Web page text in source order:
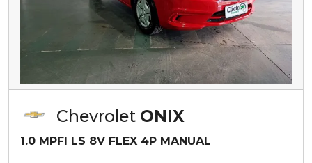
Chevrolet ONIX
1.0 MPFI LS 8V FLEX 4P MANUAL